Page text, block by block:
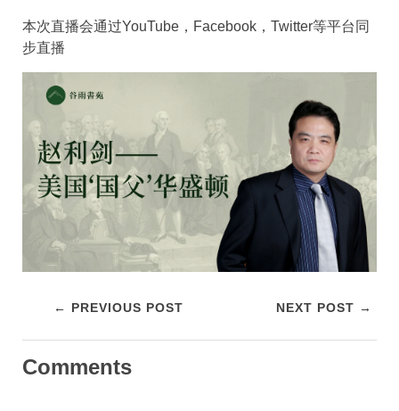
本次直播会通过YouTube，Facebook，Twitter等平台同
步直播
← PREVIOUS POST NEXT POST →
Comments